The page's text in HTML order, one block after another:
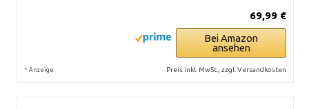
69,99 €
Bei Amazon
ansehen
* Anzeige Preis inkl. MwSt., zzgl. Versandkosten